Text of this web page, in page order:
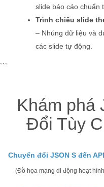
slide báo cáo chuẩn
Trình chiếu slide
– Nhúng dữ liệu và
các slide tự động.
```
Khám phá
Đổi Tùy
Chuyển đổi JSON S đến
(Đồ họa mạng di động hoạt